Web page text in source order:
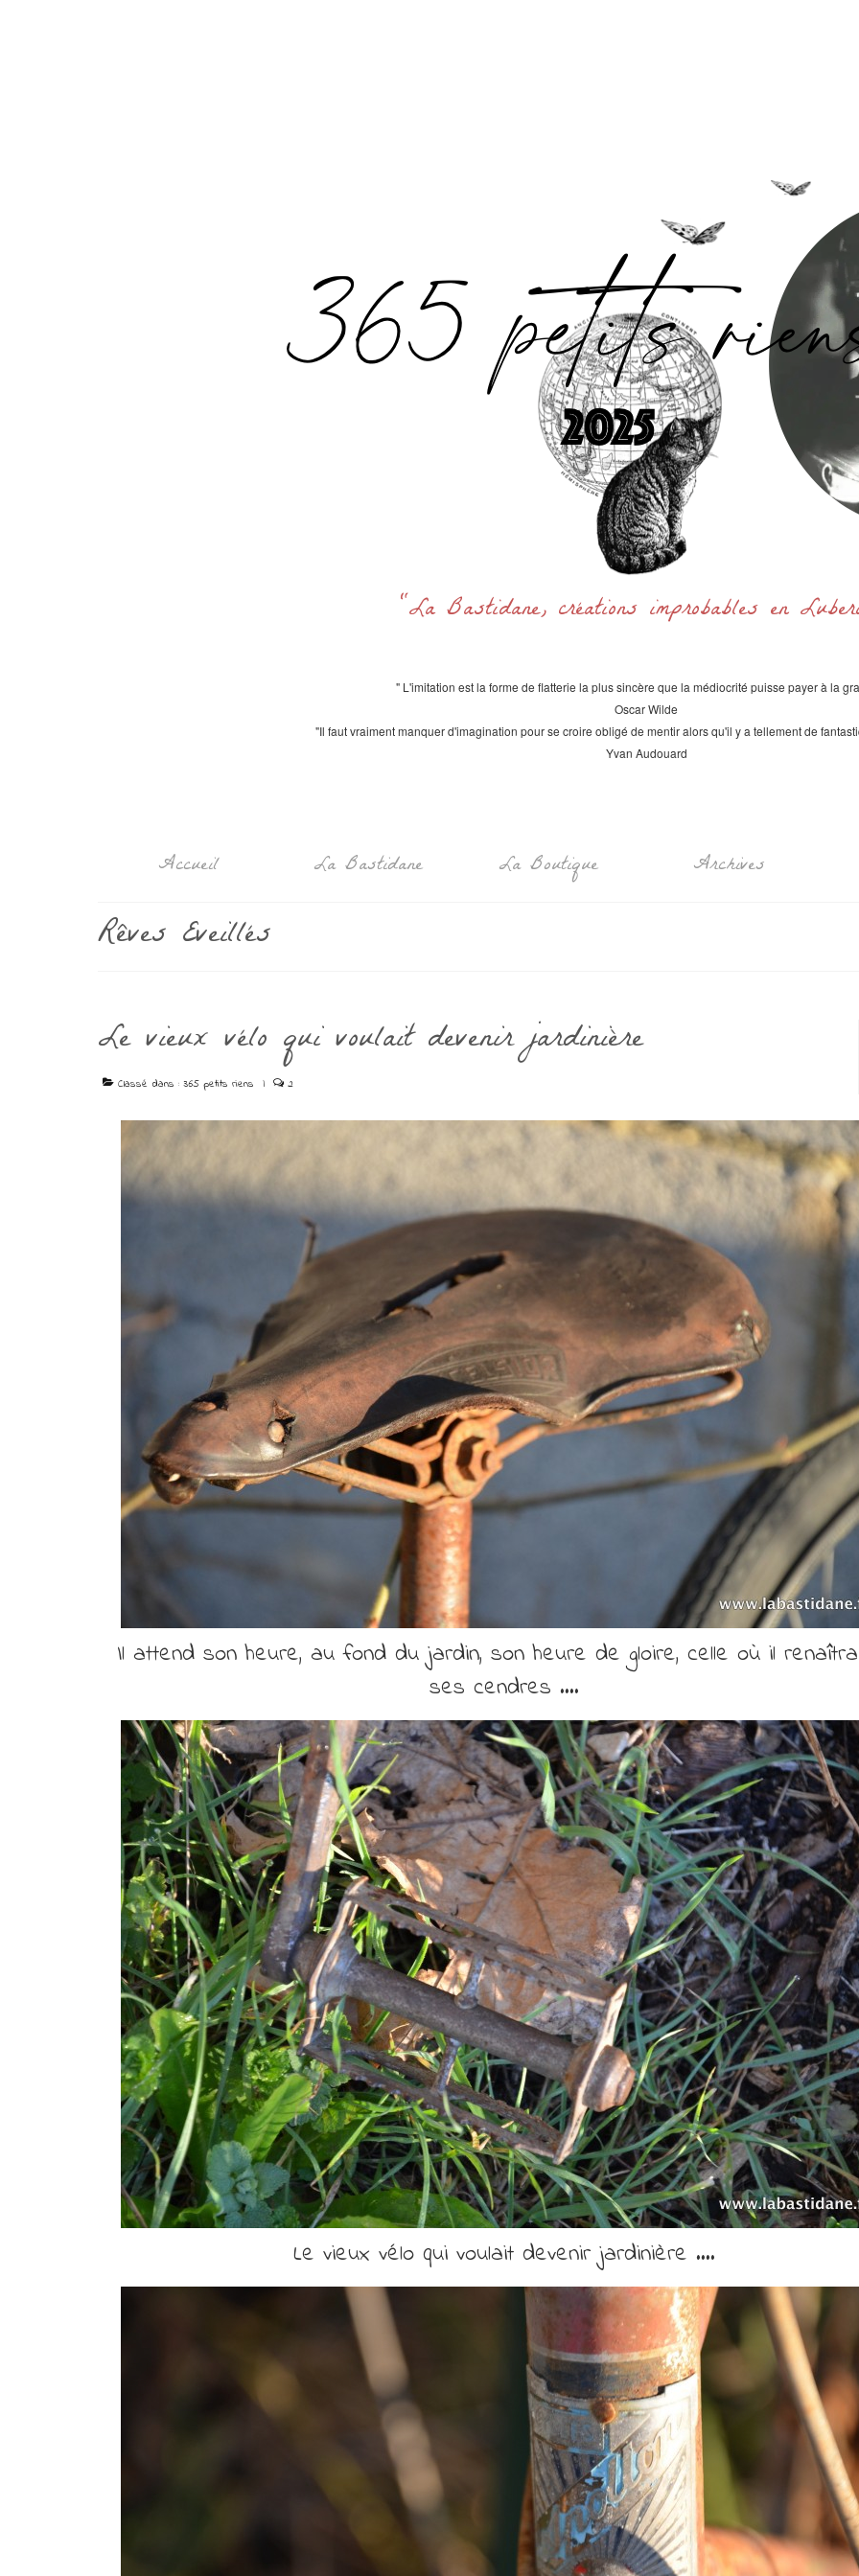
"La Bastidane, créations improbables en
" L'imitation est la forme de flatterie la plus sincère que la médiocrité puisse payer à la
Oscar Wilde
"Il faut vraiment manquer d'imagination pour se croire obligé de mentir alors qu'il y a tellement de
Yvan Audouard
Accueil La Bastidane La Boutique Archives
Rêves Eveillés
Le vieux vélo qui voulait devenir jardinière
Classé dans : 365 petits riens | 2
Il attend son heure, au fond du jardin, son heure de gloire, celle où il
ses cendres ….
Le vieux vélo qui voulait devenir jardinière ….